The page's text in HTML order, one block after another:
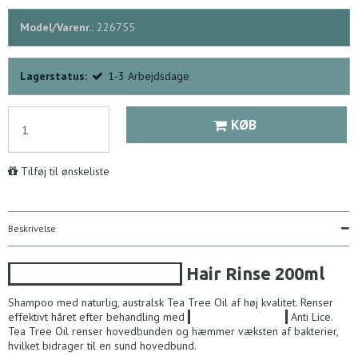
Model/Varenr.: 226755
Lagerstatus: 1-3 Arbejdsdage
KØB
Tilføj til ønskeliste
Beskrivelse
Hair Rinse 200ml
Shampoo med naturlig, australsk Tea Tree Oil af høj kvalitet. Renser
effektivt håret efter behandling med
Anti Lice.
Tea Tree Oil renser hovedbunden og hæmmer væksten af bakterier,
hvilket bidrager til en sund hovedbund.